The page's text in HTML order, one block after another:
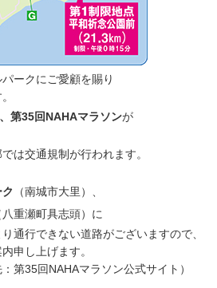
ークにご愛顧を賜り
第35回NAHAマラソンが
は交通規制が行われます。
（南城市大里）、
八重瀬町具志頭）に
通行できない道路がございますので、
申し上げます。
第35回NAHAマラソン公式サイト）